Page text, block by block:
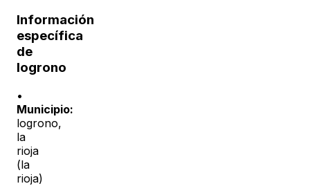
Información
específica
de
logrono
•
Municipio:
logrono,
la
rioja
(la
rioja)